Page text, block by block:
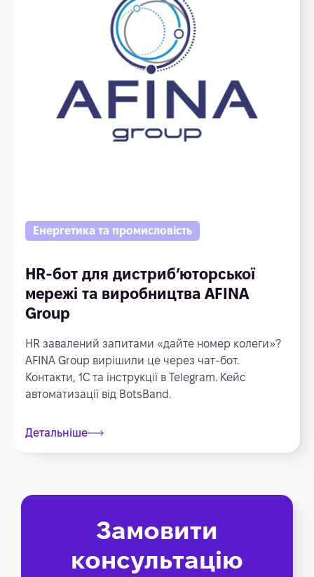
Енергетика та промисловість
HR-бот для дистриб’юторської
мережі та виробництва AFINA
Group
HR завалений запитами «дайте номер колеги»?
AFINA Group вирішили це через чат-бот.
Контакти, 1С та інструкції в Telegram. Кейс
автоматизації від BotsBand.
Детальніше
Замовити
консультацію